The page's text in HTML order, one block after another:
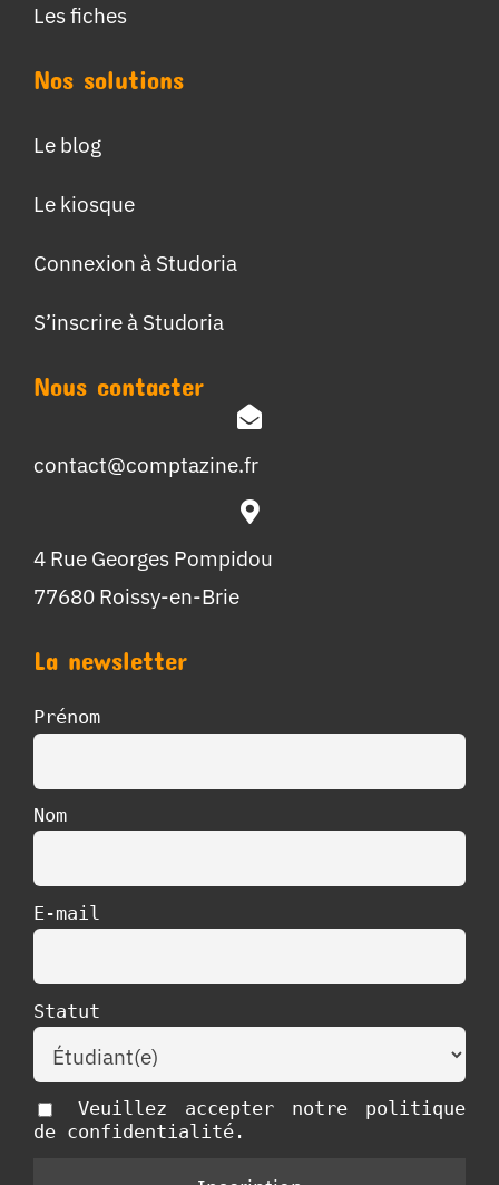
Les fiches
Nos solutions
Le blog
Le kiosque
Connexion à Studoria
S’inscrire à Studoria
Nous contacter
contact@comptazine.fr
4 Rue Georges Pompidou
77680 Roissy-en-Brie
La newsletter
Prénom
Nom
E-mail
Statut
Veuillez accepter notre politique
de confidentialité.